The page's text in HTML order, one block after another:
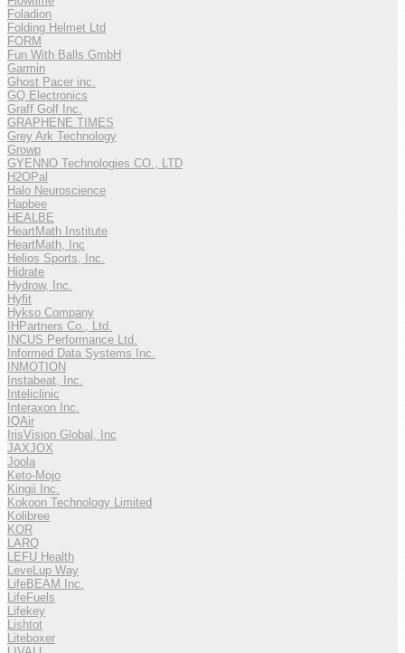
Foladion
Folding Helmet Ltd
FORM
Fun With Balls GmbH
Garmin
Ghost Pacer inc.
GQ Electronics
Graff Golf Inc.
GRAPHENE TIMES
Grey Ark Technology
Growp
GYENNO Technologies CO., LTD
H2OPal
Halo Neuroscience
Hapbee
HEALBE
HeartMath Institute
HeartMath, Inc
Helios Sports, Inc.
Hidrate
Hydrow, Inc.
Hyfit
Hykso Company
IHPartners Co., Ltd.
INCUS Performance Ltd.
Informed Data Systems Inc.
INMOTION
Instabeat, Inc.
Inteliclinic
Interaxon Inc.
IQAir
IrisVision Global, Inc
JAXJOX
Joola
Keto-Mojo
Kingii Inc.
Kokoon Technology Limited
Kolibree
KOR
LARQ
LEFU Health
LeveLup Way
LifeBEAM Inc.
LifeFuels
Lifekey
Lishtot
Liteboxer